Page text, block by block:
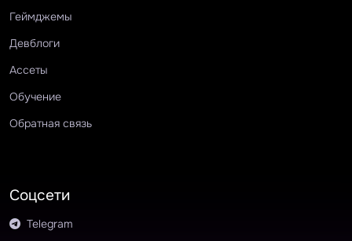
Геймджемы
Девблоги
Ассеты
Обучение
Обратная связь
Соцсети
Telegram